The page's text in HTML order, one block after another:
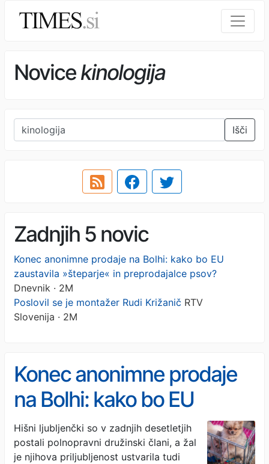
Novicekinologija
Išči
Zadnjih 5 novic
Konec anonimne prodaje na Bolhi: kako bo EU
zaustavila »šteparje« in preprodajalce psov?
Dnevnik · 2M
Poslovil se je montažer Rudi Križanič RTV
Slovenija · 2M
Konec anonimne prodaje
na Bolhi: kako bo EU
zaustavila »šteparje« in
preprodajalce psov?
Hišni ljubljenčki so v zadnjih desetletjih
postali polnopravni družinski člani, a žal
je njihova priljubljenost ustvarila tudi